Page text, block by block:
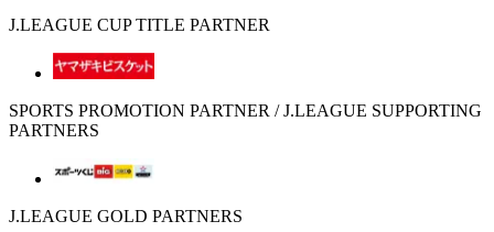
J.LEAGUE CUP TITLE PARTNER
SPORTS PROMOTION PARTNER / J.LEAGUE SUPPORTING
PARTNERS
J.LEAGUE GOLD PARTNERS